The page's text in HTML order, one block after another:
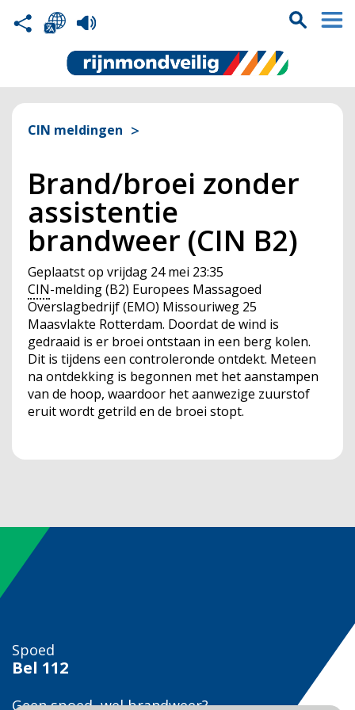
CIN meldingen
Brand/broei zonder
assistentie
brandweer (CIN B2)
Geplaatst op vrijdag 24 mei 23:35
CIN-melding (B2) Europees Massagoed
Overslagbedrijf (EMO) Missouriweg 25
Maasvlakte Rotterdam. Doordat de wind is
gedraaid is er broei ontstaan in een berg kolen.
Dit is tijdens een controleronde ontdekt. Meteen
na ontdekking is begonnen met het aanstampen
van de hoop, waardoor het aanwezige zuurstof
eruit wordt getrild en de broei stopt.
Spoed
Bel 112
Geen spoed, wel brandweer?